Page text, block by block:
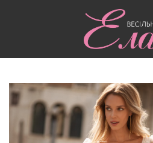
Весільні сукні/